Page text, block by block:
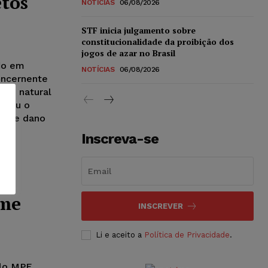
em
natural
o
de dano
NOTÍCIAS 06/08/2026
STF inicia julgamento sobre
constitucionalidade da proibição dos
jogos de azar no Brasil
NOTÍCIAS 06/08/2026
Inscreva-se
INSCREVER
Li e aceito a Política de Privacidade.